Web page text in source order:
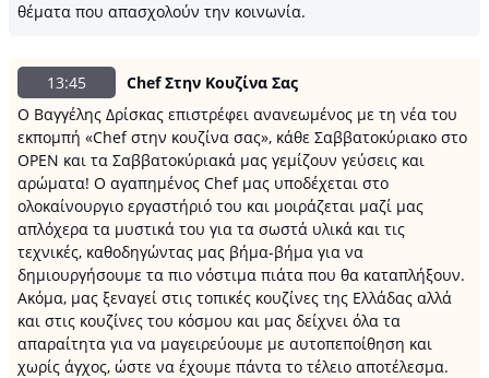
θέματα που απασχολούν την κοινωνία.
13:45
Chef Στην Κουζίνα Σας
Ο Βαγγέλης Δρίσκας επιστρέφει ανανεωμένος με τη νέα του
εκπομπή «Chef στην κουζίνα σας», κάθε Σαββατοκύριακο στο
OPEN και τα Σαββατοκύριακά μας γεμίζουν γεύσεις και
αρώματα! Ο αγαπημένος Chef μας υποδέχεται στο
ολοκαίνουργιο εργαστήριό του και μοιράζεται μαζί μας
απλόχερα τα μυστικά του για τα σωστά υλικά και τις
τεχνικές, καθοδηγώντας μας βήμα-βήμα για να
δημιουργήσουμε τα πιο νόστιμα πιάτα που θα καταπλήξουν.
Ακόμα, μας ξεναγεί στις τοπικές κουζίνες της Ελλάδας αλλά
και στις κουζίνες του κόσμου και μας δείχνει όλα τα
απαραίτητα για να μαγειρεύουμε με αυτοπεποίθηση και
χωρίς άγχος, ώστε να έχουμε πάντα το τέλειο αποτέλεσμα.